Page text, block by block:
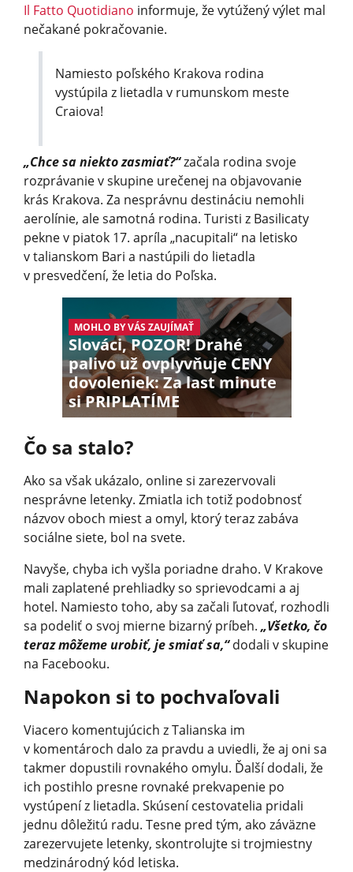
Il Fatto Quotidiano informuje, že vytúžený výlet mal
nečakané pokračovanie.
Namiesto poľského Krakova rodina
vystúpila z lietadla v rumunskom meste
Craiova!
„Chce sa niekto zasmiať?“začala rodina svoje
rozprávanie v skupine urečenej na objavovanie
krás Krakova. Za nesprávnu destináciu nemohli
aerolínie, ale samotná rodina. Turisti z Basilicaty
pekne v piatok 17. apríla „nacupitali“ na letisko
v talianskom Bari a nastúpili do lietadla
v presvedčení, že letia do Poľska.
MOHLO BY VÁS ZAUJÍMAŤ
Slováci, POZOR! Drahé
palivo už ovplyvňuje CENY
dovoleniek: Za last minute
si PRIPLATÍME
Čo sa stalo?
Ako sa však ukázalo, online si zarezervovali
nesprávne letenky. Zmiatla ich totiž podobnosť
názvov oboch miest a omyl, ktorý teraz zabáva
sociálne siete, bol na svete.
Navyše, chyba ich vyšla poriadne draho. V Krakove
mali zaplatené prehliadky so sprievodcami a aj
hotel. Namiesto toho, aby sa začali ľutovať, rozhodli
sa podeliť o svoj mierne bizarný príbeh. „Všetko, čo
teraz môžeme urobiť, je smiať sa,“dodali v skupine
na Facebooku.
Napokon si to pochvaľovali
Viacero komentujúcich z Talianska im
v komentároch dalo za pravdu a uviedli, že aj oni sa
takmer dopustili rovnakého omylu. Ďalší dodali, že
ich postihlo presne rovnaké prekvapenie po
vystúpení z lietadla. Skúsení cestovatelia pridali
jednu dôležitú radu. Tesne pred tým, ako záväzne
zarezervujete letenky, skontrolujte si trojmiestny
medzinárodný kód letiska.